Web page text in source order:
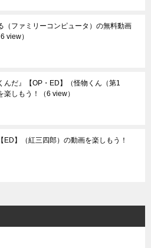
（ファミリーコンピュータ）の無料動画
6 view）
んだ』【OP・ED】（怪物くん（第1
楽しもう！
（6 view）
ED】（紅三四郎）の動画を楽しもう！